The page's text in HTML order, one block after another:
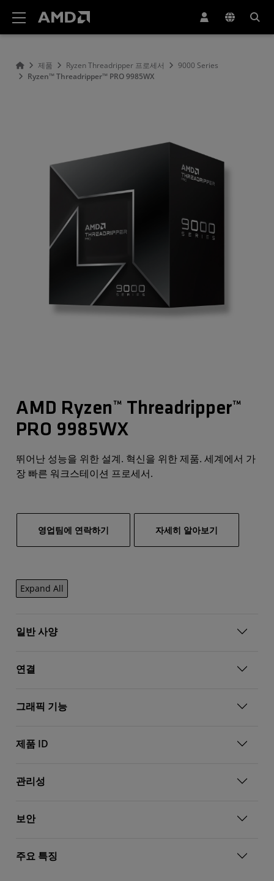
제품 Ryzen Threadripper 프로세서
9000 Series
Ryzen™ Threadripper™ PRO 9985WX
AMD Ryzen™ Threadripper™
PRO 9985WX
뛰어난 성능을 위한 설계. 혁신을 위한 제품. 세계에서 가
장 빠른 워크스테이션 프로세서.
영업팀에 연락하기 자세히 알아보기
Expand All
일반 사양
연결
그래픽 기능
제품 ID
관리성
보안
주요 특징